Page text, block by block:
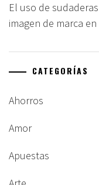
El uso de
imagen de marca
CATEGORÍAS
Ahorros
Amor
Apuestas